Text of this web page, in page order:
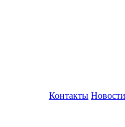
Контакты Новости